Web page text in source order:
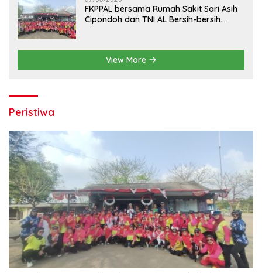
FKPPAL bersama Rumah Sakit Sari Asih
Cipondoh dan TNI AL Bersih-bersih
View More
Peristiwa